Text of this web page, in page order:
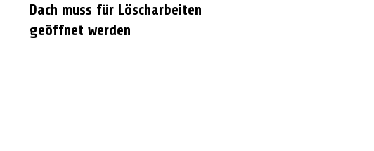
Dach muss für Löscharbeiten
geöffnet werden